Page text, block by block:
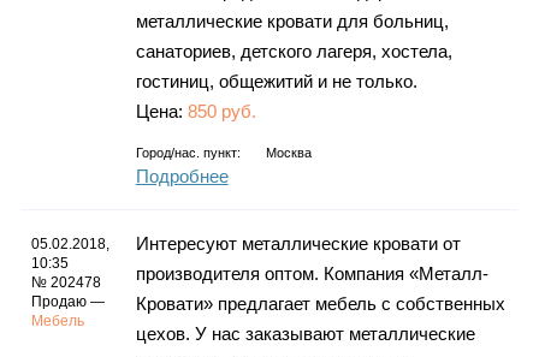
металлические кровати для больниц,
санаториев, детского лагеря, хостела,
гостиниц, общежитий и не только.
Цена: 850 руб.
Город/нас. пункт: Москва
Подробнее
05.02.2018,
10:35
№ 202478
Продаю —
Мебель
Интересуют металлические кровати от
производителя оптом. Компания «Металл-
Кровати» предлагает мебель с собственных
цехов. У нас заказывают металлические